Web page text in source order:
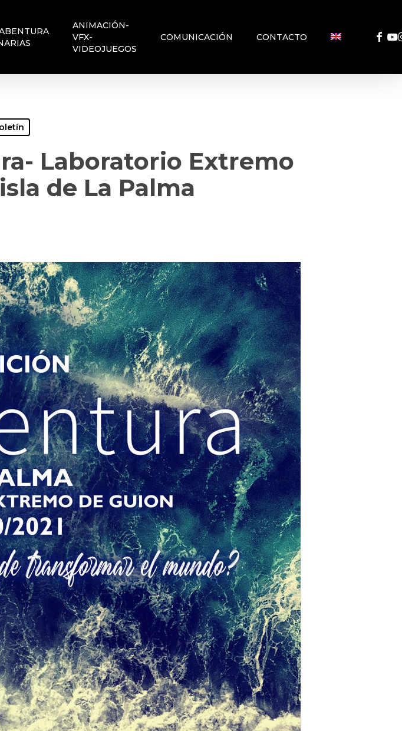
ANIMACIÓN-
VFX-
VIDEOJUEGOS
COMUNICACIÓN CONTACTO
Laboratorio Extremo
de La Palma